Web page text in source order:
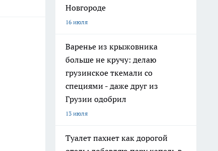
Новгороде
16 июля
Варенье из крыжовника
больше не кручу: делаю
грузинское ткемали со
специями - даже друг из
Грузии одобрил
13 июля
Туалет пахнет как дорогой